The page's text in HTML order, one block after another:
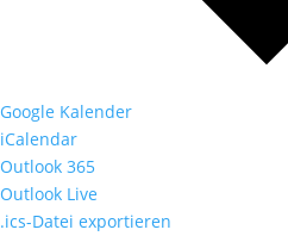
Google Kalender
iCalendar
Outlook 365
Outlook Live
.ics-Datei exportieren